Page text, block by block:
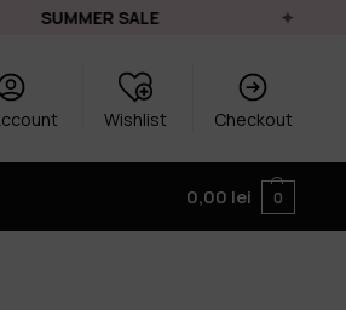
SUMMER SALE
Wishlist Checkout
0,00 lei 0